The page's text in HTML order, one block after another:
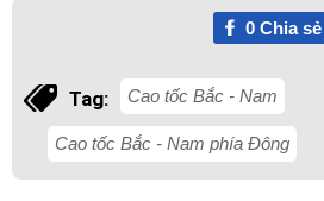
0Chia sẻ
Tag: Cao tốc Bắc - Nam
Cao tốc Bắc - Nam phía Đông